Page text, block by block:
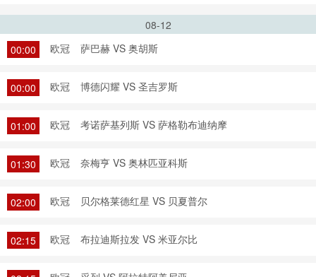
08-12
00:00
欧冠 萨巴赫 VS 奥胡斯
00:00 欧冠 博德闪耀 VS 圣吉罗斯
01:00 欧冠 考诺萨基列斯 VS 萨格勒布迪纳摩
01:30 欧冠 奈梅亨 VS 奥林匹亚科斯
02:00 欧冠 贝尔格莱德红星 VS 贝夏普尔
02:15 欧冠 布拉迪斯拉发 VS 米亚尔比